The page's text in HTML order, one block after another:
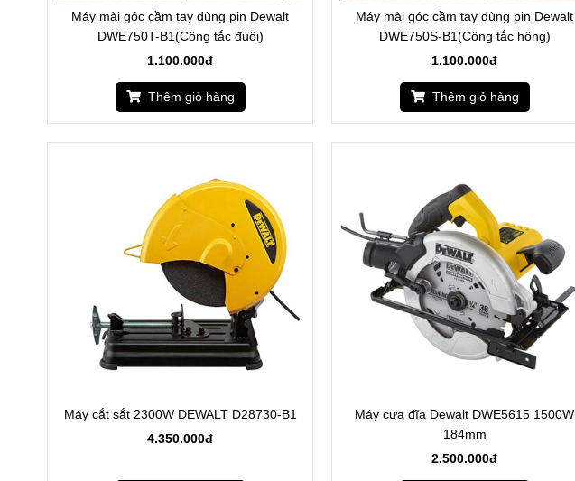
Máy mài góc cầm tay dùng pin Dewalt
DWE750T-B1(Công tắc đuôi)
1.100.000đ
Thêm giỏ hàng
Máy mài góc cầm tay dùng pin Dewalt
DWE750S-B1(Công tắc hông)
1.100.000đ
Thêm giỏ hàng
Máy cắt sắt 2300W DEWALT D28730-B1
4.350.000đ
Máy cưa đĩa Dewalt DWE5615 1500W
184mm
2.500.000đ